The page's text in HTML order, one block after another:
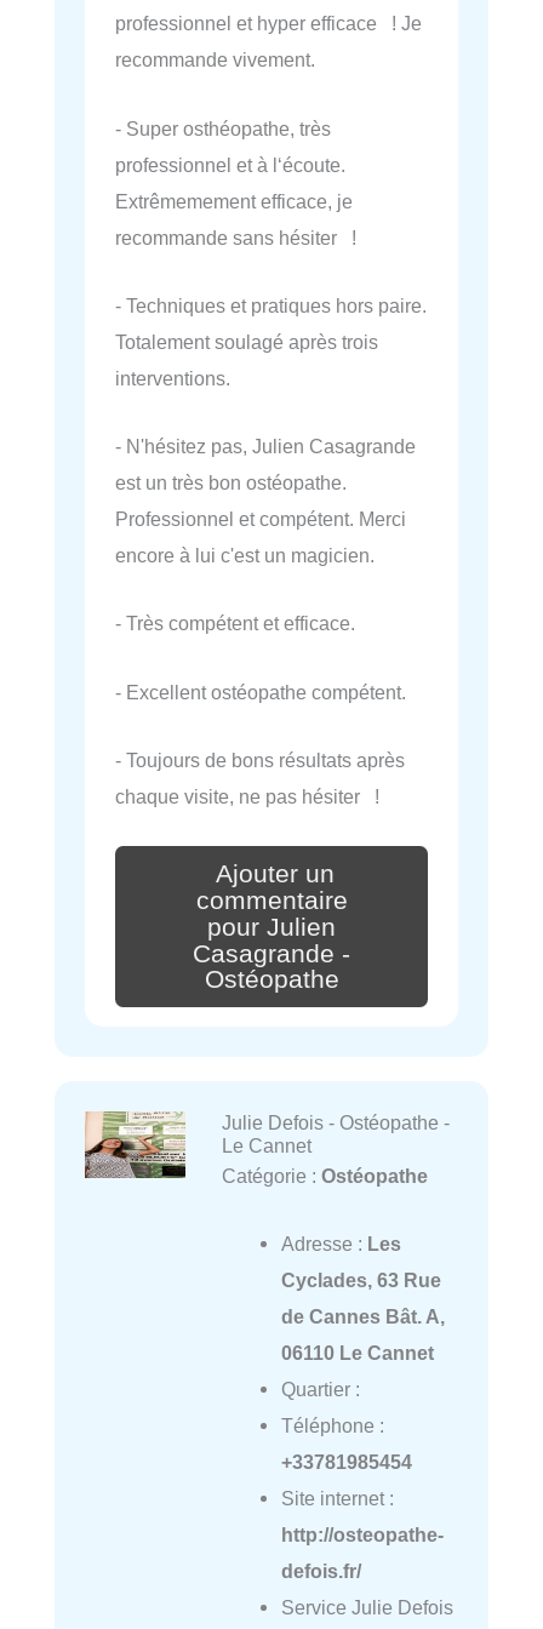
professionnel et hyper efficace ! Je
recommande vivement.
- Super osthéopathe, très
professionnel et à l‘écoute.
Extrêmemement efficace, je
recommande sans hésiter !
- Techniques et pratiques hors paire.
Totalement soulagé après trois
interventions.
- N'hésitez pas, Julien Casagrande
est un très bon ostéopathe.
Professionnel et compétent. Merci
encore à lui c'est un magicien.
- Très compétent et efficace.
- Excellent ostéopathe compétent.
- Toujours de bons résultats après
chaque visite, ne pas hésiter !
Ajouter un
commentaire
pour Julien
Casagrande -
Ostéopathe
Julie Defois - Ostéopathe -
Le Cannet
Catégorie : Ostéopathe
Adresse : Les
Cyclades, 63 Rue
de Cannes Bât. A,
06110 Le Cannet
Quartier :
Téléphone :
+33781985454
Site internet :
http://osteopathe-
defois.fr/
Service Julie Defois